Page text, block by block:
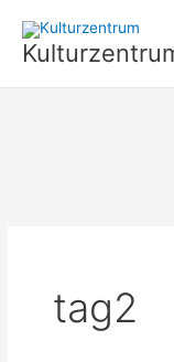
Inhalt
springen
tag2